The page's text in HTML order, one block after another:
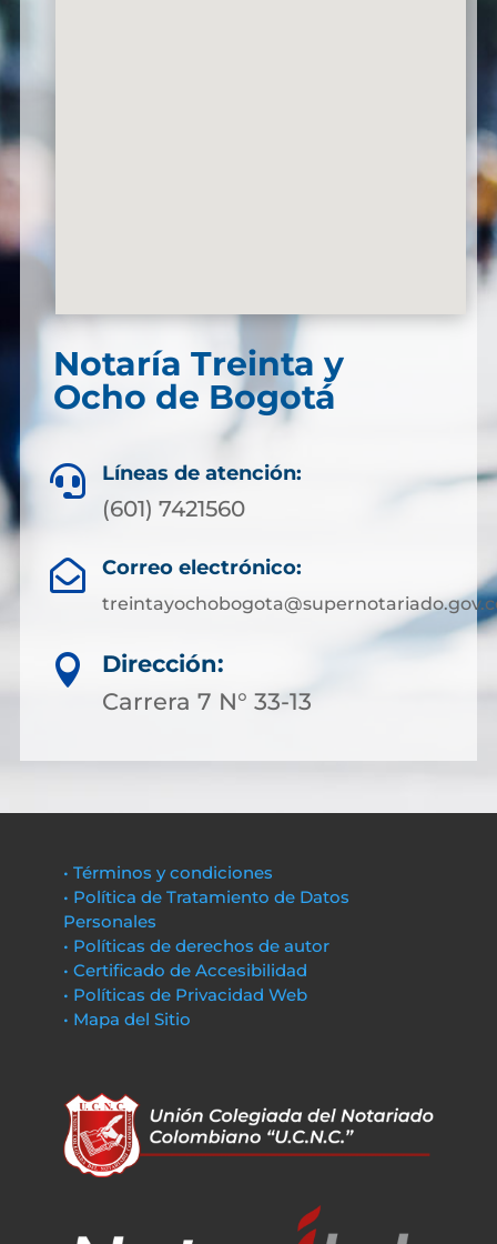
Notaría Treinta y
Ocho de Bogotá
 Líneas de atención:
(601) 7421560
 Correo electrónico:

Dirección:
Carrera 7 N° 33-13
• Términos y condiciones
• Política de Tratamiento de Datos
Personales
• Políticas de derechos de autor
• Certificado de Accesibilidad
• Políticas de Privacidad Web
• Mapa del Sitio